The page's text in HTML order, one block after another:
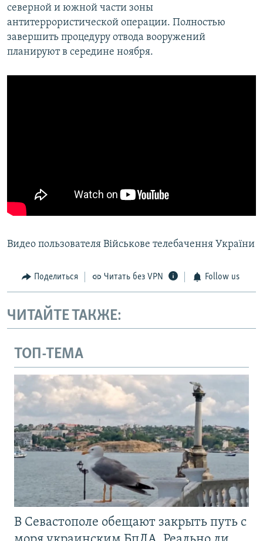
северной и южной части зоны
антитеррористической операции. Полностью
завершить процедуру отвода вооружений
планируют в середине ноября.
Видео пользователя Військове телебачення України
Поделиться Читать без VPN Follow us
ЧИТАЙТЕ ТАКЖЕ:
ТОП-ТЕМА
В Севастополе обещают закрыть путь с